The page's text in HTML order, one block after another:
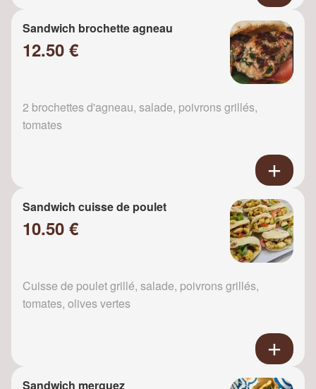
Sandwich brochette agneau
12.50 €
2 brochettes d'agneau, salade, poivrons grillés,
tomates
Sandwich cuisse de poulet
10.50 €
Cuisse de poulet grillé, salade, poivrons grillés,
tomates, olives vertes
Sandwich merguez